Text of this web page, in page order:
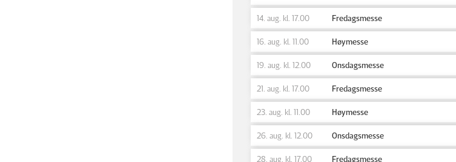
14. aug. kl. 17.00 Fredagsmesse
16. aug. kl. 11.00 Høymesse
19. aug. kl. 12.00 Onsdagsmesse
21. aug. kl. 17.00 Fredagsmesse
23. aug. kl. 11.00 Høymesse
26. aug. kl. 12.00 Onsdagsmesse
28. aug. kl. 17.00 Fredagsmesse